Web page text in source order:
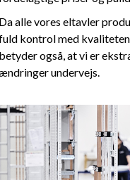
alle vores eltavler
kontrol med
også, at vi er
undervejs.